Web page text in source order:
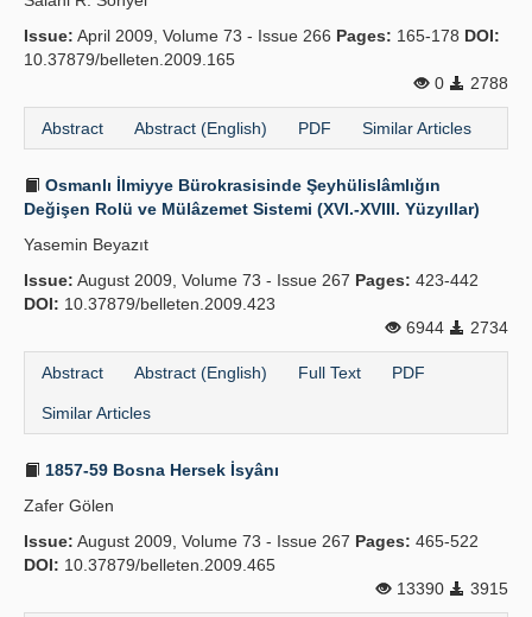
Issue: April 2009, Volume 73 - Issue 266 Pages: 165-178 DOI:
10.37879/belleten.2009.165
0
2788
Abstract Abstract (English) PDF Similar Articles
Osmanlı İlmiyye Bürokrasisinde Şeyhülislâmlığın
Değişen Rolü ve Mülâzemet Sistemi (XVI.-XVIII. Yüzyıllar)
Yasemin Beyazıt
Issue: August 2009, Volume 73 - Issue 267 Pages: 423-442
DOI: 10.37879/belleten.2009.423
6944
2734
Abstract Abstract (English) Full Text PDF
Similar Articles
1857-59 Bosna Hersek İsyânı
Zafer Gölen
Issue: August 2009, Volume 73 - Issue 267 Pages: 465-522
DOI: 10.37879/belleten.2009.465
13390
3915